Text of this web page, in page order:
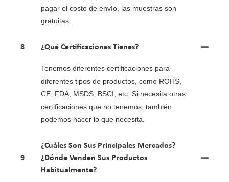
pagar el costo de envío, las muestras son
gratuitas.
8 ¿Qué Certificaciones Tienes?
Tenemos diferentes certificaciones para
diferentes tipos de productos, como ROHS,
CE, FDA, MSDS, BSCI, etc. Si necesita otras
certificaciones que no tenemos, también
podemos hacer lo que necesita.
9
¿Cuáles Son Sus Principales Mercados?
¿Dónde Venden Sus Productos
Habitualmente?